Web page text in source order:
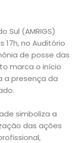
Sul (AMRIGS)
17h, no Auditório
de posse das
marca o início
a presença da
simboliza a
das ações